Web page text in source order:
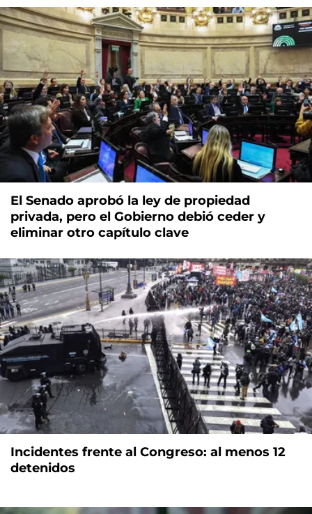
El Senado aprobó la ley de propiedad
privada, pero el Gobierno debió ceder y
eliminar otro capítulo clave
Incidentes frente al Congreso: al menos 12
detenidos